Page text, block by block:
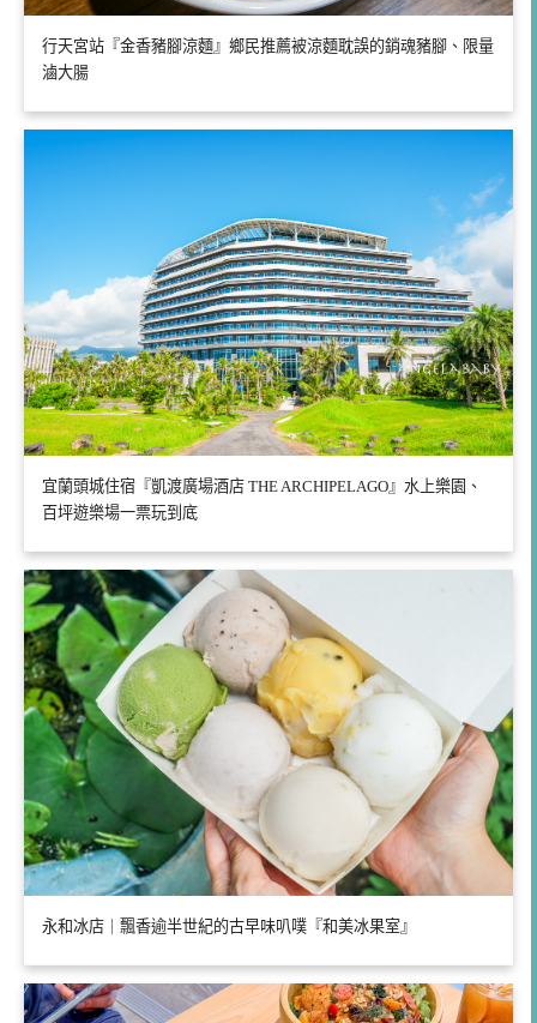
行天宮站『金香豬腳涼麵』鄉民推薦被涼麵耽誤的銷魂豬腳、限量
滷大腸
宜蘭頭城住宿『凱渡廣場酒店 THE ARCHIPELAGO』水上樂園、
百坪遊樂場一票玩到底
永和冰店｜飄香逾半世紀的古早味叭噗『和美冰果室』